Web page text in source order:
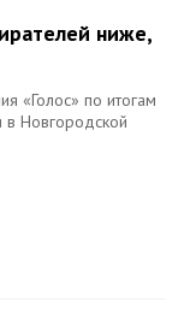
ниже,
«Голос» по итогам
Новгородской